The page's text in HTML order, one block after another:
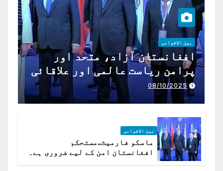
بین الاقوامی
افغانستان آزاد، متحد اور
پرامن ریاست عالمی اور علاقائی
تعاون کے لیے ناگزیر ہے
08/10/2025
بین الاقوامی
ماسکو فارمیٹ..مستحکم
افغانستان امن کے لیے ضروری ہے۔